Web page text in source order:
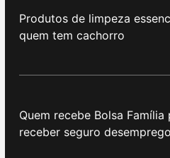
Produtos de limpeza
quem tem cachorro
Quem recebe Bolsa Família
receber seguro